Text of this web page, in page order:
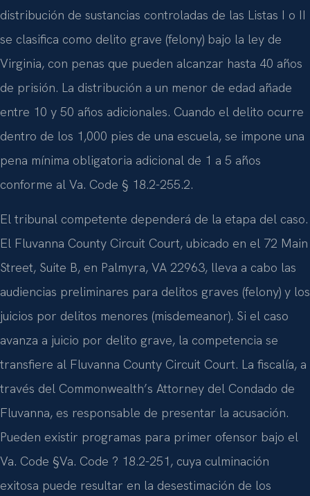
distribución de sustancias controladas de las Listas I o II
se clasifica como delito grave (felony) bajo la ley de
Virginia, con penas que pueden alcanzar hasta 40 años
de prisión. La distribución a un menor de edad añade
entre 10 y 50 años adicionales. Cuando el delito ocurre
dentro de los 1,000 pies de una escuela, se impone una
pena mínima obligatoria adicional de 1 a 5 años
conforme al Va. Code § 18.2-255.2.
El tribunal competente dependerá de la etapa del caso.
El Fluvanna County Circuit Court, ubicado en el 72 Main
Street, Suite B, en Palmyra, VA 22963, lleva a cabo las
audiencias preliminares para delitos graves (felony) y los
juicios por delitos menores (misdemeanor). Si el caso
avanza a juicio por delito grave, la competencia se
transfiere al Fluvanna County Circuit Court. La fiscalía, a
través del Commonwealth’s Attorney del Condado de
Fluvanna, es responsable de presentar la acusación.
Pueden existir programas para primer ofensor bajo el
Va. Code §Va. Code ? 18.2-251, cuya culminación
exitosa puede resultar en la desestimación de los